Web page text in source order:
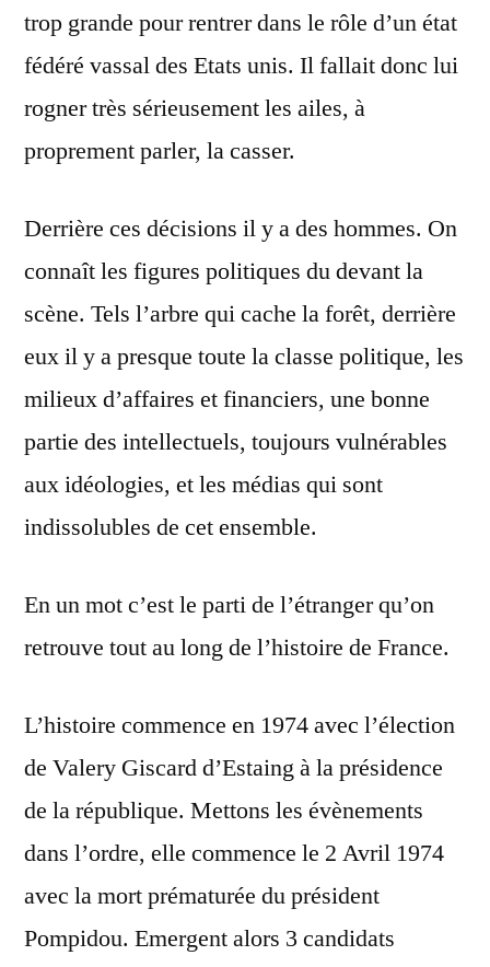
trop grande pour rentrer dans le rôle d’un état
fédéré vassal des Etats unis. Il fallait donc lui
rogner très sérieusement les ailes, à
proprement parler, la casser.
Derrière ces décisions il y a des hommes. On
connaît les figures politiques du devant la
scène. Tels l’arbre qui cache la forêt, derrière
eux il y a presque toute la classe politique, les
milieux d’affaires et financiers, une bonne
partie des intellectuels, toujours vulnérables
aux idéologies, et les médias qui sont
indissolubles de cet ensemble.
En un mot c’est le parti de l’étranger qu’on
retrouve tout au long de l’histoire de France.
L’histoire commence en 1974 avec l’élection
de Valery Giscard d’Estaing à la présidence
de la république. Mettons les évènements
dans l’ordre, elle commence le 2 Avril 1974
avec la mort prématurée du président
Pompidou. Emergent alors 3 candidats